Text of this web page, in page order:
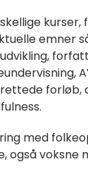
kurser,
emner
forløb,
med
også voksne